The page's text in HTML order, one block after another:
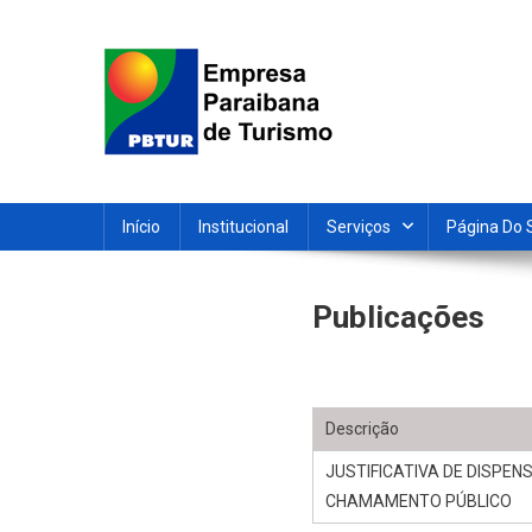
Início Institucional Serviços Página Do
publicações
Descrição
JUSTIFICATIVA DE
CHAMAMENTO PÚBLICO